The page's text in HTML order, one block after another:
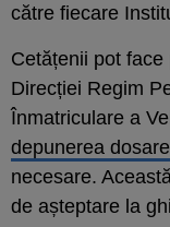
către fiecare
Cetățenii pot
Direcției Regim
Înmatriculare a
depunerea
necesare.
de așteptare la